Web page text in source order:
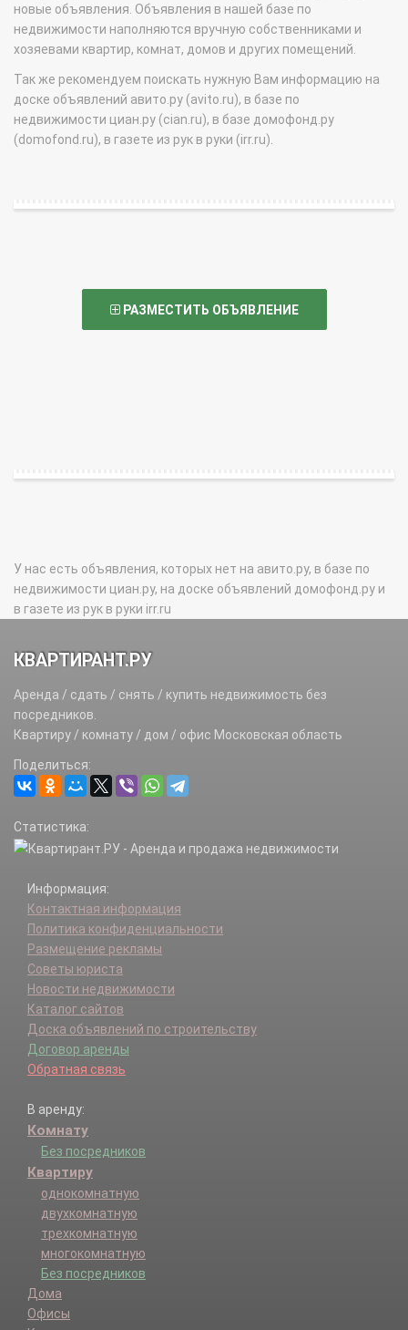
новые объявления. Объявления в нашей базе по
недвижимости наполняются вручную собственниками и
хозяевами квартир, комнат, домов и других помещений.
Так же рекомендуем поискать нужную Вам информацию на
доске объявлений авито.ру (avito.ru), в базе по
недвижимости циан.ру (cian.ru), в базе домофонд.ру
(domofond.ru), в газете из рук в руки (irr.ru).
РАЗМЕСТИТЬ ОБЪЯВЛЕНИЕ
У нас есть объявления, которых нет на авито.ру, в базе по
недвижимости циан.ру, на доске объявлений домофонд.ру и
в газете из рук в руки irr.ru
КВАРТИРАНТ.РУ
Аренда / сдать / снять / купить недвижимость без
посредников.
Квартиру / комнату / дом / офис Московская область
Поделиться:
Статистика:
Информация:
Контактная информация
Политика конфиденциальности
Размещение рекламы
Советы юриста
Новости недвижимости
Каталог сайтов
Доска объявлений по строительству
Договор аренды
Обратная связь
В аренду:
Комнату
Без посредников
Квартиру
однокомнатную
двухкомнатную
трехкомнатную
многокомнатную
Без посредников
Дома
Офисы